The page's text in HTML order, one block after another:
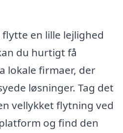
en lille lejlighed
du hurtigt få
lokale firmaer, der
løsninger. Tag det
vellykket flytning ved
og find den